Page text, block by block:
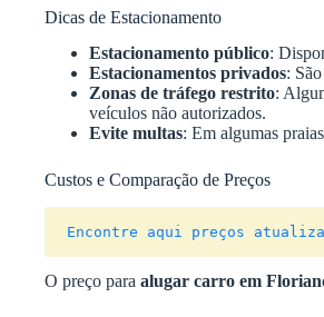
Dicas de Estacionamento
Estacionamento público:
Estacionamentos privados:
Zonas de tráfego restrito:
veículos não autorizados.
Evite multas: Em algumas
Custos e Comparação de Preços
Encontre aqui preços
O preço para alugar carro em